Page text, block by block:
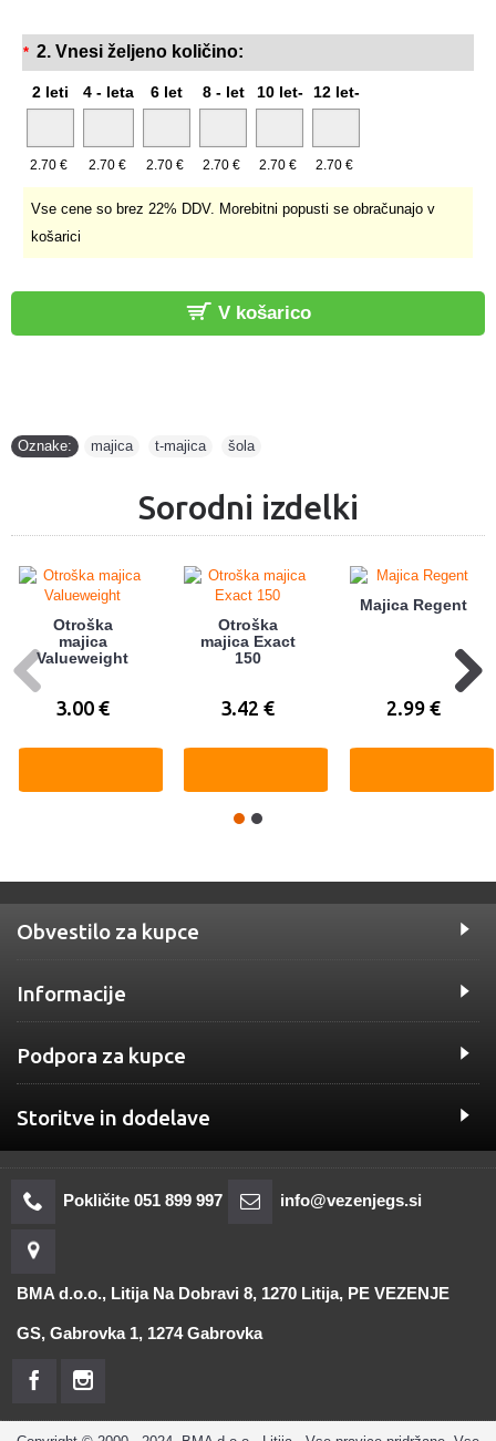
* 2. Vnesi željeno količino:
2 leti
2.70 €
4 - leta
2.70 €
6 let
2.70 €
8 - let
2.70 €
10 let-
2.70 €
12 let-
2.70 €
Vse cene so brez 22% DDV. Morebitni popusti se obračunajo v
košarici
V košarico
Oznake: majica t-majica šola
Sorodni izdelki
Otroška
majica
Valueweight
3.00 €
Otroška
majica Exact
150
3.42 €
Majica Regent
2.99 €
Obvestilo za kupce
Informacije
Podpora za kupce
Storitve in dodelave
Pokličite 051 899 997 info@vezenjegs.si
BMA d.o.o., Litija Na Dobravi 8, 1270 Litija, PE VEZENJE
GS, Gabrovka 1, 1274 Gabrovka